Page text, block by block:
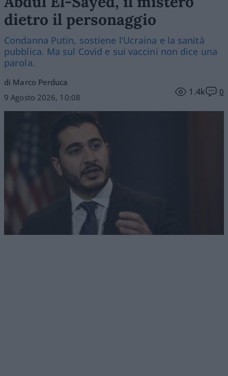
dietro il personaggio
Condanna Putin, sostiene l’Ucraina e la sanità
pubblica. Ma sul Covid e sui vaccini non dice una
parola.
di Marco Perduca
9 Agosto 2026, 10:08
1.4k 0